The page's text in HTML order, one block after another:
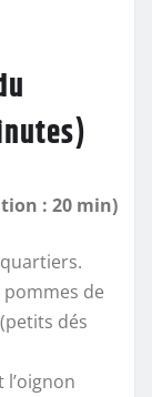
: 20 min)
pommes de
(petits dés